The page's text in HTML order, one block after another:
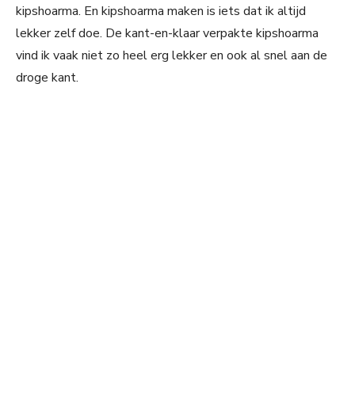
kipshoarma. En kipshoarma maken is iets dat ik altijd
lekker zelf doe. De kant-en-klaar verpakte kipshoarma
vind ik vaak niet zo heel erg lekker en ook al snel aan de
droge kant.